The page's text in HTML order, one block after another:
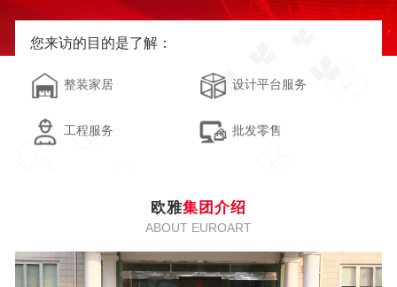
您来访的目的是了解：
整装家居 设计平台服务
工程服务 批发零售
欧雅集团介绍
ABOUT EUROART